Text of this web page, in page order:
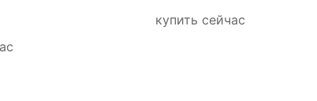
купить сейчас